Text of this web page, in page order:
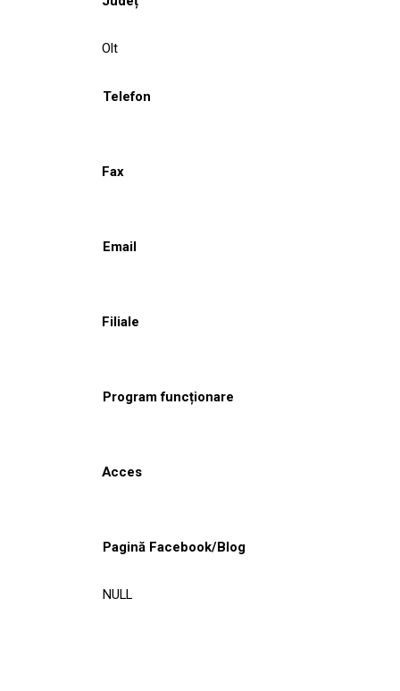
Olt
Telefon
Fax
Email
Filiale
Program funcționare
Acces
Pagină Facebook/Blog
NULL